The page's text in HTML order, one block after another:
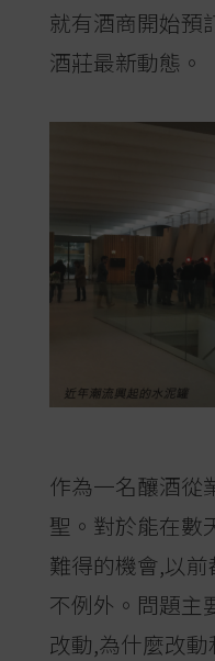
就有酒商開始預
酒莊最新動態。
作為一名釀酒從
聖。對於能在數
難得的機會,以
不例外。問題主
改動,為什麼改